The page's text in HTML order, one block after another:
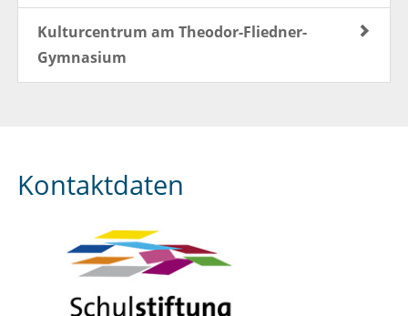
Kulturcentrum am Theodor-Fliedner-
Gymnasium
Kontaktdaten